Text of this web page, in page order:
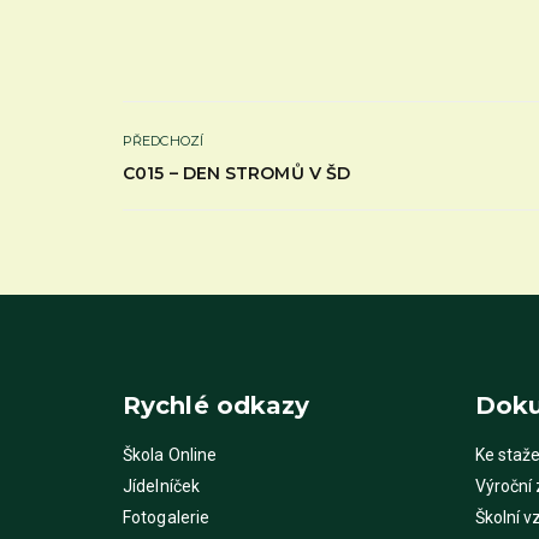
PŘEDCHOZÍ
C015 – DEN STROMŮ V ŠD
Rychlé odkazy
Škola Online
Jídelníček
Fotogalerie
Ke
Výroční
Školní